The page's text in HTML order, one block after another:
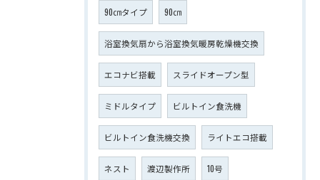
90㎝タイプ 90㎝
浴室換気扇から浴室換気暖房乾燥機交換
エコナビ搭載 スライドオープン型
ミドルタイプ ビルトイン食洗機
ビルトイン食洗機交換 ライトエコ搭載
ネスト 渡辺製作所 10号